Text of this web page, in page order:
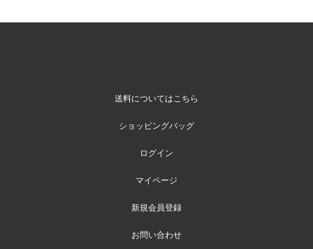
送料についてはこちら
ショッピングバッグ
ログイン
マイページ
新規会員登録
お問い合わせ